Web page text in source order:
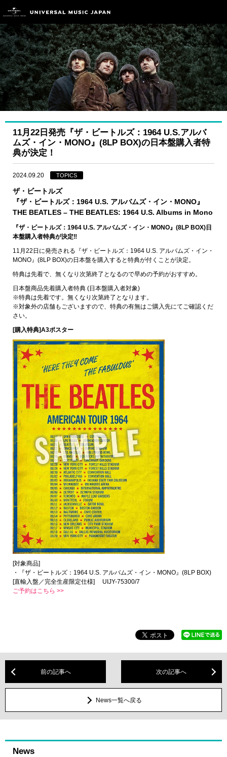
11月22日発売『ザ・ビートルズ：1964 U.S.アルバ
ムズ・イン・MONO』(8LP BOX)の日本盤購入者特
典が決定！
2024.09.20 TOPICS
ザ・ビートルズ
『ザ・ビートルズ：1964 U.S. アルバムズ・イン・MONO』
THE BEATLES – THE BEATLES: 1964 U.S. Albums in Mono
『ザ・ビートルズ：1964 U.S. アルバムズ・イン・MONO』(8LP BOX)日
本盤購入者特典が決定‼
11月22日に発売される『ザ・ビートルズ：1964 U.S. アルバムズ・イン・
MONO』(8LP BOX)の日本盤を購入すると特典が付くことが決定。
特典は先着で、無くなり次第終了となるので早めの予約がおすすめ。
日本盤商品先着購入者特典 (日本盤購入者対象)
※特典は先着です。無くなり次第終了となります。
※対象外の店舗もございますので、特典の有無はご購入先にてご確認くだ
さい。
[購入特典]A3ポスター
[対象商品]
・『ザ・ビートルズ：1964 U.S. アルバムズ・イン・MONO』(8LP BOX)
[直輸入盤／完全生産限定仕様] UIJY-75300/7
ご予約はこちら >>
前の記事へ 次の記事へ
News一覧へ戻る
News